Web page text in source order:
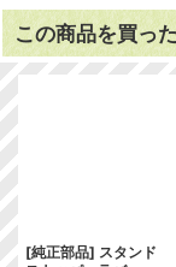
この商品を買っ
[純正部品] スタンド